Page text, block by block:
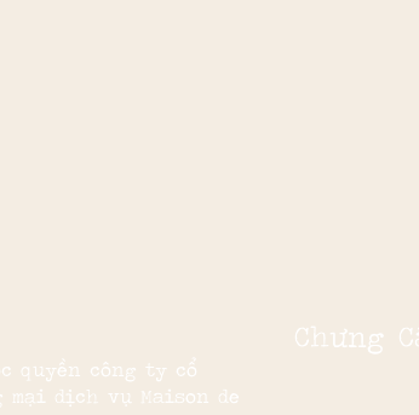
Chưng
quyền công ty cổ
mại dịch vụ Maison de